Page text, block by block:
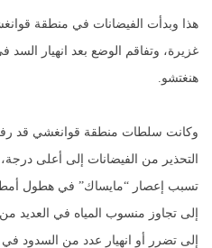
هذا وبدأت الفيضانات في منطقة
غزيرة، وتفاقم الوضع بعد انهيار
هنغتشو.
وكانت سلطات منطقة قوانغشي قد
التحذير من الفيضانات إلى أعلى
إلى تجاوز منسوب المياه في العديد
إلى تضرر أو انهيار عدد من السدود في